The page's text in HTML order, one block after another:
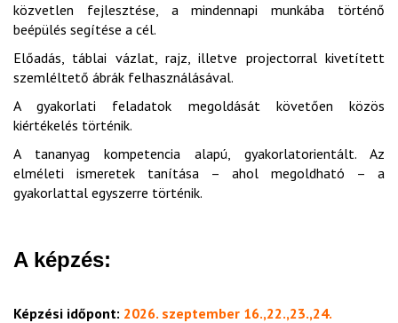
közvetlen fejlesztése, a mindennapi munkába történő
beépülés segítése a cél.
Előadás, táblai vázlat, rajz, illetve projectorral kivetített
szemléltető ábrák felhasználásával.
A gyakorlati feladatok megoldását követően közös
kiértékelés történik.
A tananyag kompetencia alapú, gyakorlatorientált. Az
elméleti ismeretek tanítása – ahol megoldható – a
gyakorlattal egyszerre történik.
A képzés:
Képzési időpont: 2026. szeptember 16.,22.,23.,24.